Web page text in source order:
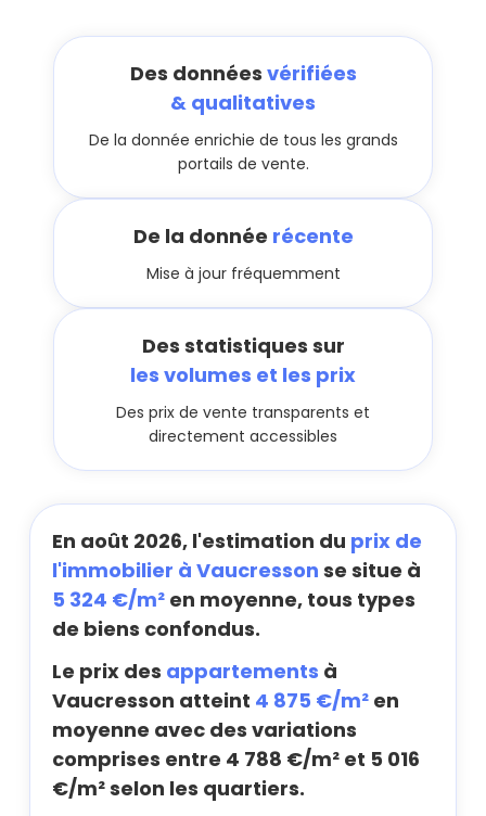
Des données vérifiées
& qualitatives
De la donnée enrichie de tous les grands
portails de vente.
De la donnée récente
Mise à jour fréquemment
Des statistiques sur
les volumes et les prix
Des prix de vente transparents et
directement accessibles
En août 2026, l'estimation du prix de
l'immobilier à Vaucresson se situe à
5 324 €/m² en moyenne, tous types
de biens confondus.
Le prix des appartements à
Vaucresson atteint 4 875 €/m² en
moyenne avec des variations
comprises entre 4 788 €/m² et 5 016
€/m² selon les quartiers.